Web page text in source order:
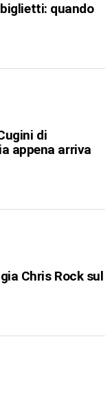
quando
di
appena arriva
Chris Rock sul